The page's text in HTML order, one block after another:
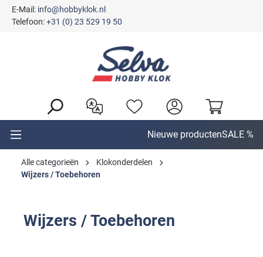
E-Mail: info@hobbyklok.nl
Telefoon:+31 (0) 23 529 19 50
Nieuwe productenSALE %
Alle categorieën
Klokonderdelen
Wijzers / Toebehoren
Wijzers / Toebehoren